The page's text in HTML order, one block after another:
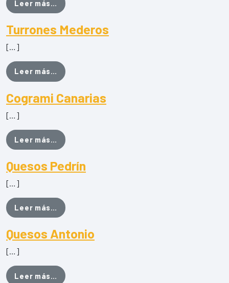
Leer más… from Finca Los Barros
Turrones Mederos
[…]
Leer más… from Turrones Mederos
Cogrami Canarias
[…]
Leer más… from Cogrami Canarias
Quesos Pedrín
[…]
Leer más… from Quesos Pedrín
Quesos Antonio
[…]
Leer más… from Quesos Antonio